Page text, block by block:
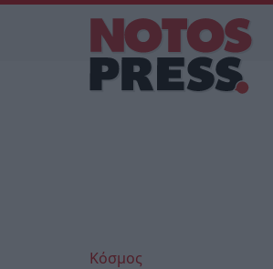
Κόσμος